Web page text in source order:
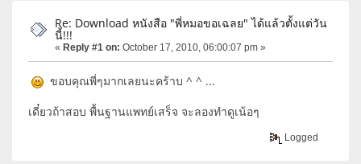
Re: Download หนังสือ "พี่หมอขอเฉลย" ได้แล้วตั้งแต่วัน
นี้!!!
« Reply #1 on: October 17, 2010, 06:00:07 pm »
ขอบคุณพี่ๆมากเลยนะคร้าบ ^ ^ ...
เดี๋ยวถ้าสอบ พื้นฐานแพทย์เสร็จ จะลองทำดูเน้อๆ
Logged